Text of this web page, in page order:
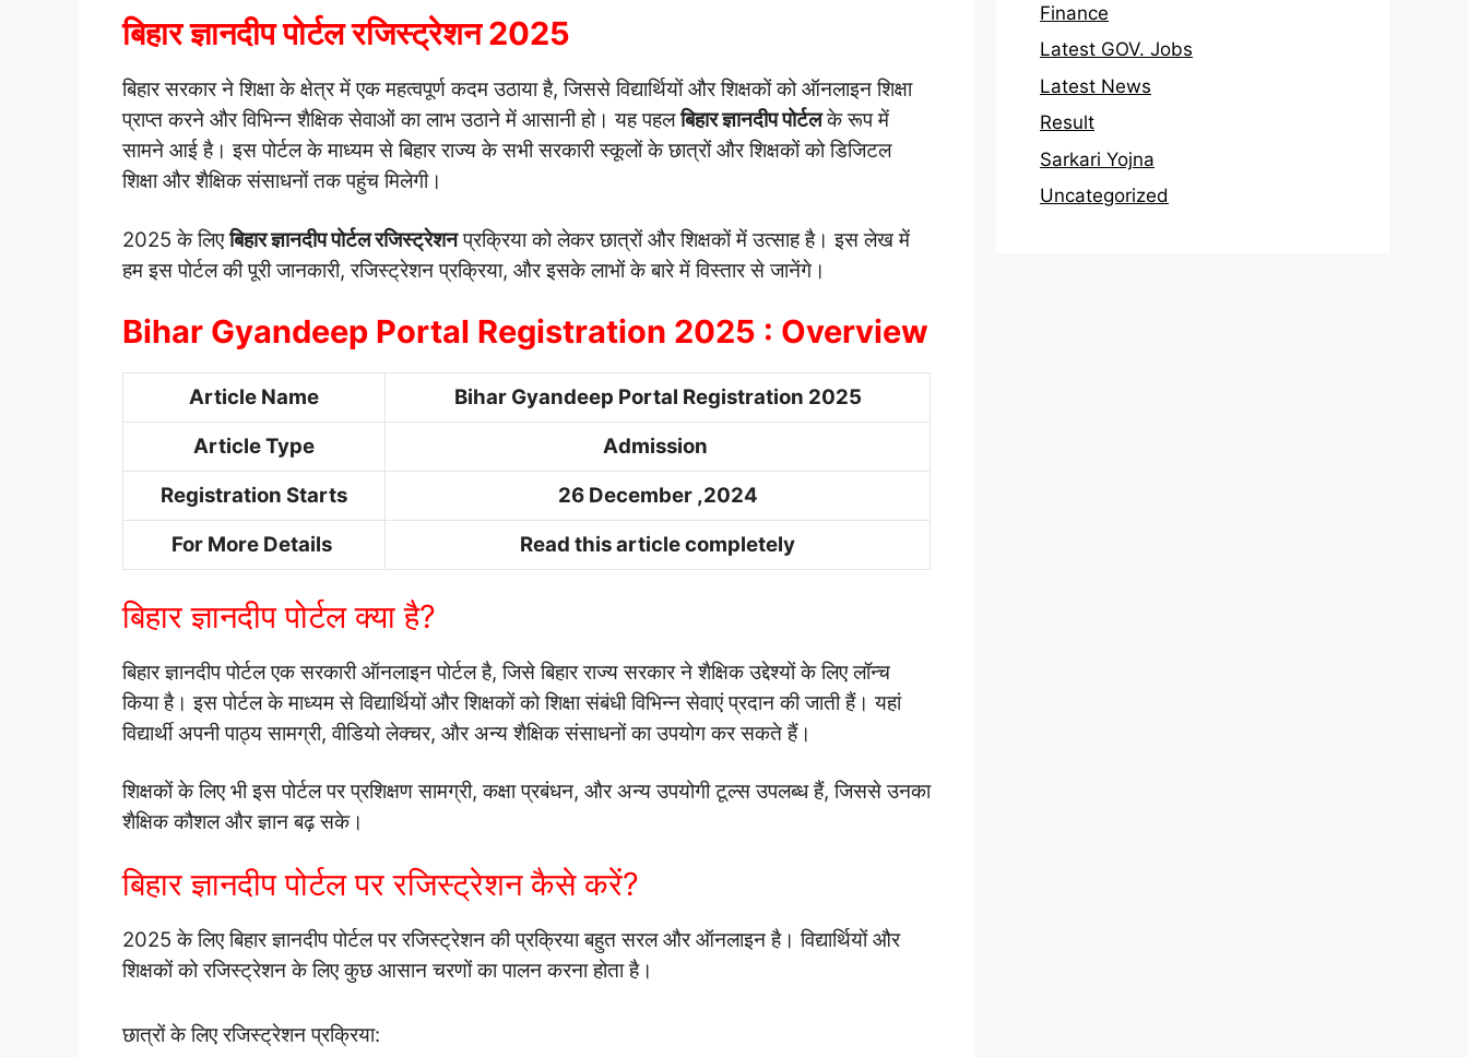
बिहार ज्ञानदीप पोर्टल रजिस्ट्रेशन 2025
बिहार सरकार ने शिक्षा के क्षेत्र में एक महत्वपूर्ण कदम उठाया है, जिससे विद्यार्थियों और शिक्षकों को ऑनलाइन शिक्षा
प्राप्त करने और विभिन्न शैक्षिक सेवाओं का लाभ उठाने में आसानी हो। यह पहलबिहार ज्ञानदीप पोर्टलके रूप में
सामने आई है। इस पोर्टल के माध्यम से बिहार राज्य के सभी सरकारी स्कूलों के छात्रों और शिक्षकों को डिजिटल
शिक्षा और शैक्षिक संसाधनों तक पहुंच मिलेगी।
2025 के लिएबिहार ज्ञानदीप पोर्टल रजिस्ट्रेशनप्रक्रिया को लेकर छात्रों और शिक्षकों में उत्साह है। इस लेख में
हम इस पोर्टल की पूरी जानकारी, रजिस्ट्रेशन प्रक्रिया, और इसके लाभों के बारे में विस्तार से जानेंगे।
Bihar Gyandeep Portal Registration 2025 : Overview
Article Name
Bihar Gyandeep Portal Registration 2025
Article Type
Admission
Registration Starts
26 December ,2024
For More Details
Read this article completely
बिहार ज्ञानदीप पोर्टल क्या है?
बिहार ज्ञानदीप पोर्टल एक सरकारी ऑनलाइन पोर्टल है, जिसे बिहार राज्य सरकार ने शैक्षिक उद्देश्यों के लिए लॉन्च
किया है। इस पोर्टल के माध्यम से विद्यार्थियों और शिक्षकों को शिक्षा संबंधी विभिन्न सेवाएं प्रदान की जाती हैं। यहां
विद्यार्थी अपनी पाठ्य सामग्री, वीडियो लेक्चर, और अन्य शैक्षिक संसाधनों का उपयोग कर सकते हैं।
शिक्षकों के लिए भी इस पोर्टल पर प्रशिक्षण सामग्री, कक्षा प्रबंधन, और अन्य उपयोगी टूल्स उपलब्ध हैं, जिससे उनका
शैक्षिक कौशल और ज्ञान बढ़ सके।
बिहार ज्ञानदीप पोर्टल पर रजिस्ट्रेशन कैसे करें?
2025 के लिए बिहार ज्ञानदीप पोर्टल पर रजिस्ट्रेशन की प्रक्रिया बहुत सरल और ऑनलाइन है। विद्यार्थियों और
शिक्षकों को रजिस्ट्रेशन के लिए कुछ आसान चरणों का पालन करना होता है।
छात्रों के लिए रजिस्ट्रेशन प्रक्रिया:
Finance
Latest GOV. Jobs
Latest News
Result
Sarkari Yojna
Uncategorized